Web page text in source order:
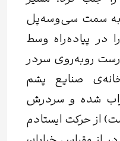
به سمت سی‌وسه‌پل
در پیاده‌راه وسط
روبه‌روی سردر
صنایع پشم
شده و سردرش
از حرکت ایستادم